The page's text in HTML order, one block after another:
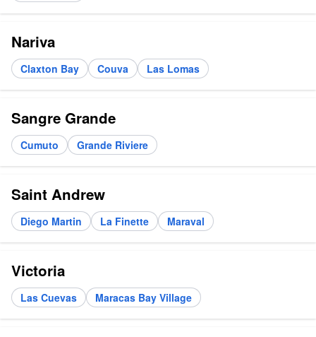
Nariva
Claxton Bay Couva Las Lomas
Sangre Grande
Cumuto Grande Riviere
Saint Andrew
Diego Martin La Finette Maraval
Victoria
Las Cuevas Maracas Bay Village